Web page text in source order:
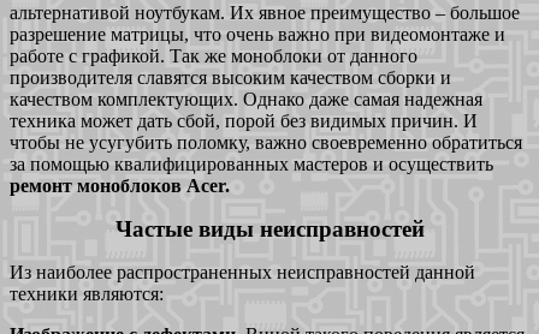
альтернативой ноутбукам. Их явное преимущество – большое
разрешение матрицы, что очень важно при видеомонтаже и
работе с графикой. Так же моноблоки от данного
производителя славятся высоким качеством сборки и
качеством комплектующих. Однако даже самая надежная
техника может дать сбой, порой без видимых причин. И
чтобы не усугубить поломку, важно своевременно обратиться
за помощью квалифицированных мастеров и осуществить
ремонт моноблоков Acer.
Частые виды неисправностей
Из наиболее распространенных неисправностей данной
техники являются: